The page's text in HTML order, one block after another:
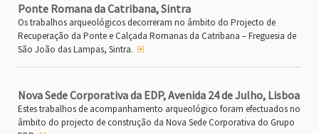
Ponte Romana da Catribana, Sintra
Os trabalhos arqueológicos decorreram no âmbito do Projecto de
Recuperação da Ponte e Calçada Romanas da Catribana – Freguesia de
São João das Lampas, Sintra.
Nova Sede Corporativa da EDP, Avenida 24 de Julho, Lisboa
Estes trabalhos de acompanhamento arqueológico foram efectuados no
âmbito do projecto de construção da Nova Sede Corporativa do Grupo